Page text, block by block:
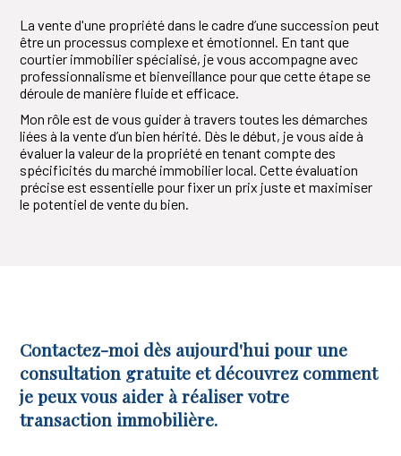
La vente d'une propriété dans le cadre d’une succession peut
être un processus complexe et émotionnel. En tant que
courtier immobilier spécialisé, je vous accompagne avec
professionnalisme et bienveillance pour que cette étape se
déroule de manière fluide et efficace.
Mon rôle est de vous guider à travers toutes les démarches
liées à la vente d’un bien hérité. Dès le début, je vous aide à
évaluer la valeur de la propriété en tenant compte des
spécificités du marché immobilier local. Cette évaluation
précise est essentielle pour fixer un prix juste et maximiser
le potentiel de vente du bien.
Contactez-moi dès aujourd'hui pour une
consultation gratuite et découvrez comment
je peux vous aider à réaliser votre
transaction immobilière.